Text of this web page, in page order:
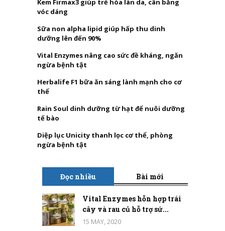
Kem Firmax3 giúp trẻ hóa làn da, cân bằng
vóc dáng
Sữa non alpha lipid giúp hấp thu dinh
dưỡng lên đến 90%
Vital Enzymes nâng cao sức đề kháng, ngăn
ngừa bệnh tật
Herbalife F1 bữa ăn sáng lành mạnh cho cơ
thể
Rain Soul dinh dưỡng từ hạt để nuôi dưỡng
tế bào
Diệp lục Unicity thanh lọc cơ thể, phòng
ngừa bệnh tật
Đọc nhiều Bài mới
Vital Enzymes hỗn hợp trái
cây và rau củ hỗ trợ sứ...
15 MAY, 2020